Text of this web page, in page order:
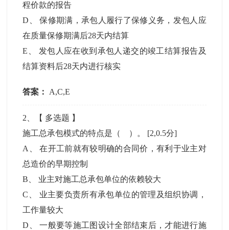
程价款的报告
D 、保修期满，承包人履行了保修义务，发包人应
在质量保修期满后28天内结算
E
发包人应在收到承包人递交的竣工结算报告及
结算资料后28天内进行核实
答案： A,C,E
2 、【 多选题 】
施工总承包模式的特点是（ ）。 [2,0.5分]
A
、在开工前就有较明确的合同价，有利于业主对
总造价的早期控制
B
业主对施工总承包单位的依赖较大
C
业主要负责所有承包单位的管理及组织协调，
工作量较大
D 、一般要等施工图设计全部结束后，才能进行施